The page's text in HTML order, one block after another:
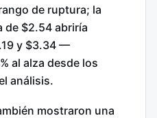
de ruptura; la
de $2.54 abriría
y $3.34 —
al alza desde los
análisis.
mostraron una